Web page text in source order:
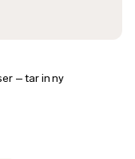
– tar in ny